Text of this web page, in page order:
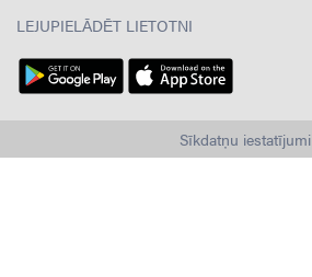
LEJUPIELĀDĒT LIETOTNI
Sīkdatņu iestatījumi